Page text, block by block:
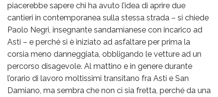
piacerebbe sapere chi ha avuto l’idea di aprire due
cantieri in contemporanea sulla stessa strada – si chiede
Paolo Negri, insegnante sandamianese con incarico ad
Asti – e perché si è iniziato ad asfaltare per prima la
corsia meno danneggiata, obbligando le vetture ad un
percorso disagevole. Al mattino e in genere durante
l’orario di lavoro moltissimi transitano fra Asti e San
Damiano, ma sembra che non ci sia fretta, perché da una